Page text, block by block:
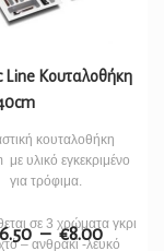
Line Κουταλοθήκη
κουταλοθήκη
με υλικό εγκεκριμένο
για τρόφιμα.
σε 3 χρώματα γκρι
– ανθρακί -λευκό
6.50 – €8.00